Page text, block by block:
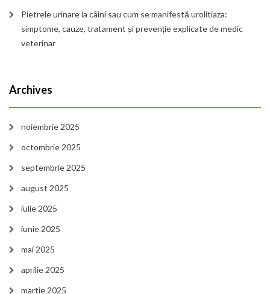
Pietrele urinare la câini sau cum se manifestă urolitiaza:
simptome, cauze, tratament și prevenție explicate de medic
veterinar
Archives
noiembrie 2025
octombrie 2025
septembrie 2025
august 2025
iulie 2025
iunie 2025
mai 2025
aprilie 2025
martie 2025